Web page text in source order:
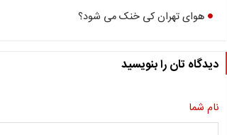
هوای تهران کی خنک می شود؟
دیدگاه تان را بنویسید
نام شما